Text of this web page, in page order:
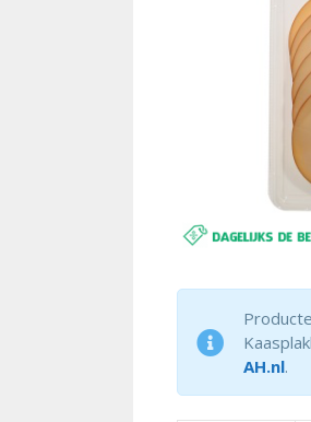
AH.nl.